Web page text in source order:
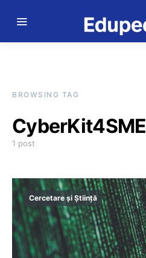
BROWSING TAG
CyberKit4SME
1 post
Cercetare și Știință